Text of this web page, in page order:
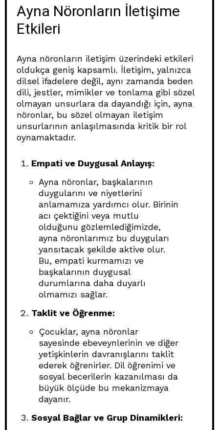
Ayna Nöronların İletişime
Etkileri
Ayna nöronların iletişim üzerindeki etkileri
oldukça geniş kapsamlı. İletişim, yalnızca
dilsel ifadelere değil, aynı zamanda beden
dili, jestler, mimikler ve tonlama gibi sözel
olmayan unsurlara da dayandığı için, ayna
nöronlar, bu sözel olmayan iletişim
unsurlarının anlaşılmasında kritik bir rol
oynamaktadır.
Empati ve Duygusal Anlayış:
Ayna nöronlar, başkalarının
duygularını ve niyetlerini
anlamamıza yardımcı olur. Birinin
acı çektiğini veya mutlu
olduğunu gözlemlediğimizde,
ayna nöronlarımız bu duyguları
yansıtacak şekilde aktive olur.
Bu, empati kurmamızı ve
başkalarının duygusal
durumlarına daha duyarlı
olmamızı sağlar.
Taklit ve Öğrenme:
Çocuklar, ayna nöronlar
sayesinde ebeveynlerinin ve diğer
yetişkinlerin davranışlarını taklit
ederek öğrenirler. Dil öğrenimi ve
sosyal becerilerin kazanılması da
büyük ölçüde bu mekanizmaya
dayanır.
Sosyal Bağlar ve Grup Dinamikleri: